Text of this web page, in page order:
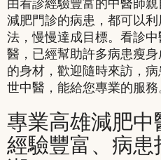
由看診經驗豐富的中醫師
減肥門診的病患，都可以
法，慢慢達成目標。看診
醫，已經幫助許多病患瘦
的身材，歡迎隨時來訪，
世中醫，能給您專業的服務
專業高雄減肥
經驗豐富、病患